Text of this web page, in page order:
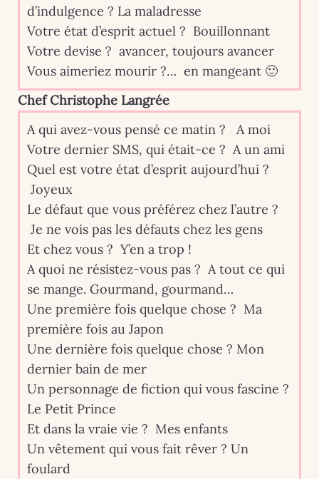
d’indulgence ? La maladresse
Votre état d’esprit actuel ? Bouillonnant
Votre devise ? avancer, toujours avancer
Vous aimeriez mourir ?… en mangeant 🙂
Chef Christophe Langrée
A qui avez-vous pensé ce matin ? A moi
Votre dernier SMS, qui était-ce ? A un ami
Quel est votre état d’esprit aujourd’hui ?
Joyeux
Le défaut que vous préférez chez l’autre ?
Je ne vois pas les défauts chez les gens
Et chez vous ? Y’en a trop !
A quoi ne résistez-vous pas ? A tout ce qui
se mange. Gourmand, gourmand…
Une première fois quelque chose ? Ma
première fois au Japon
Une dernière fois quelque chose ? Mon
dernier bain de mer
Un personnage de fiction qui vous fascine ?
Le Petit Prince
Et dans la vraie vie ? Mes enfants
Un vêtement qui vous fait rêver ? Un
foulard